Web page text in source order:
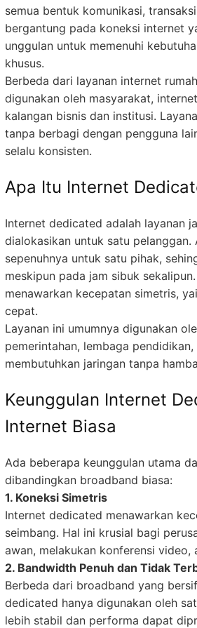
semua bentuk komunikasi,
bergantung pada koneksi internet
unggulan untuk memenuhi
khusus.
Berbeda dari layanan internet
digunakan oleh masyarakat,
kalangan bisnis dan institusi.
tanpa berbagi dengan pengguna
selalu konsisten.
Apa Itu Internet
Internet dedicated adalah layanan
dialokasikan untuk satu
sepenuhnya untuk satu pihak,
meskipun pada jam sibuk
menawarkan kecepatan simetris,
cepat.
Layanan ini umumnya digunakan
pemerintahan, lembaga
membutuhkan jaringan tanpa
Keunggulan Internet
Internet Biasa
Ada beberapa keunggulan utama
dibandingkan broadband biasa:
1. Koneksi Simetris
Internet dedicated menawarkan
seimbang. Hal ini krusial bagi
awan, melakukan konferensi
2. Bandwidth Penuh dan Tidak
Berbeda dari broadband yang
dedicated hanya digunakan oleh
lebih stabil dan performa dapat